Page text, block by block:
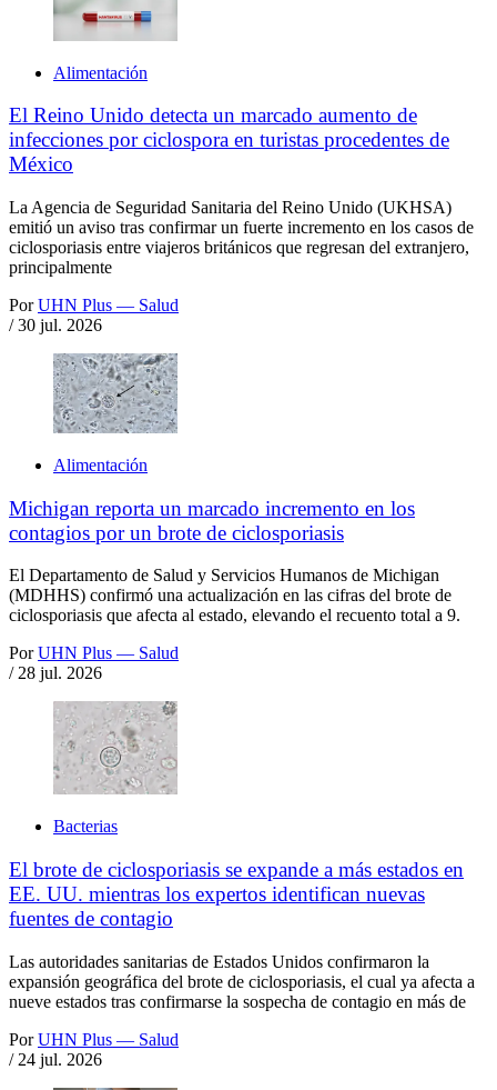
Alimentación
El Reino Unido detecta un marcado aumento de
infecciones por ciclospora en turistas procedentes de
México
La Agencia de Seguridad Sanitaria del Reino Unido (UKHSA)
emitió un aviso tras confirmar un fuerte incremento en los casos de
ciclosporiasis entre viajeros británicos que regresan del extranjero,
principalmente
Por UHN Plus — Salud
/ 30 jul. 2026
Alimentación
Michigan reporta un marcado incremento en los
contagios por un brote de ciclosporiasis
El Departamento de Salud y Servicios Humanos de Michigan
(MDHHS) confirmó una actualización en las cifras del brote de
ciclosporiasis que afecta al estado, elevando el recuento total a 9.
Por UHN Plus — Salud
/ 28 jul. 2026
Bacterias
El brote de ciclosporiasis se expande a más estados en
EE. UU. mientras los expertos identifican nuevas
fuentes de contagio
Las autoridades sanitarias de Estados Unidos confirmaron la
expansión geográfica del brote de ciclosporiasis, el cual ya afecta a
nueve estados tras confirmarse la sospecha de contagio en más de
Por UHN Plus — Salud
/ 24 jul. 2026